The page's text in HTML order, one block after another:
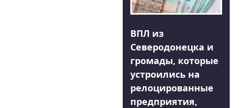
ВПЛ из
Северодонецка и
громады, которые
устроились на
релоцированные
предприятия,